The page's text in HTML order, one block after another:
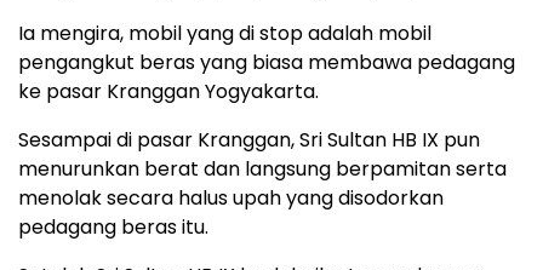
Ia mengira, mobil yang di stop adalah mobil
pengangkut beras yang biasa membawa pedagang
ke pasar Kranggan Yogyakarta.
Sesampai di pasar Kranggan, Sri Sultan HB IX pun
menurunkan berat dan langsung berpamitan serta
menolak secara halus upah yang disodorkan
pedagang beras itu.